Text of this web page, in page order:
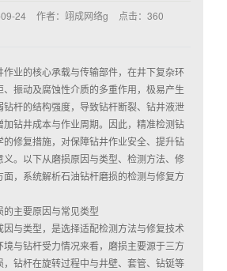
24 作者： 翊成网络g 点击： 360
作业的核心承载与传输部件，在井下复杂环
振动及腐蚀性介质的多重作用，极易产生
钻杆的结构强度，导致钻杆断裂、钻井液泄
钻井成本与作业周期。因此，精准检测钻
修复措施，对保障钻井作业安全、提升钻
。以下从磨损原因与类型、检测方法、修
，系统解析石油钻杆磨损的检测与修复方
主要原因与常见类型
因与类型，是选择适配检测方法与修复技术
境与钻杆受力情况来看，磨损主要源于三方
钻杆在旋转过程中与井壁、套管、钻铤等